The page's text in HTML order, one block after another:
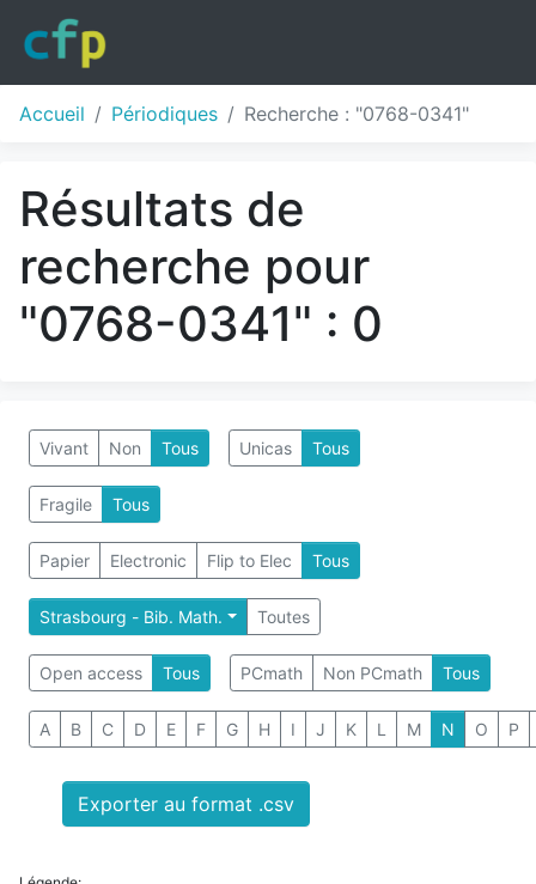
Accueil Périodiques Recherche : "0768-0341"
Résultats de
recherche pour
"0768-0341" : 0
Vivant Non Tous Unicas Tous
Fragile Tous
Papier Electronic Flip to Elec Tous
Strasbourg - Bib. Math. Toutes
Open access Tous PCmath Non PCmath Tous
A B C D E F G H I J K L M N O P
Exporter au format .csv